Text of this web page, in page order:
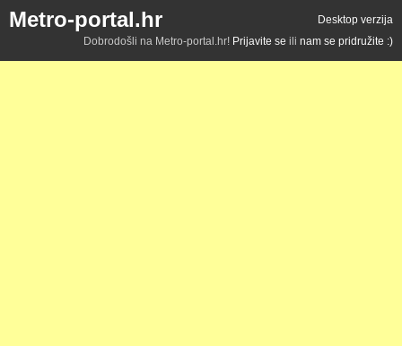
Metro-portal.hr
Desktop verzija
Dobrodošli na Metro-portal.hr! Prijavite se ili nam se pridružite :)